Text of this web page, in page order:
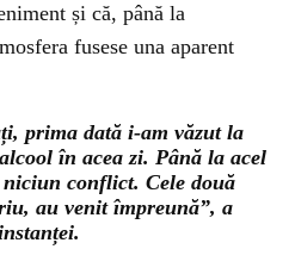
și că, până la
fusese una aparent
prima dată i-am văzut la
în acea zi. Până la acel
conflict. Cele două
au venit împreună”, a